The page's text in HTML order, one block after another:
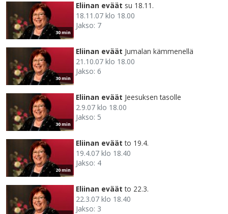
30 min
Eliinan eväät su 18.11.
18.11.07 klo 18.00
Jakso: 7
30 min
Eliinan eväät Jumalan kämmenellä
21.10.07 klo 18.00
Jakso: 6
30 min
Eliinan eväät Jeesuksen tasolle
2.9.07 klo 18.00
Jakso: 5
20 min
Eliinan eväät to 19.4.
19.4.07 klo 18.40
Jakso: 4
Eliinan eväät to 22.3.
22.3.07 klo 18.40
Jakso: 3